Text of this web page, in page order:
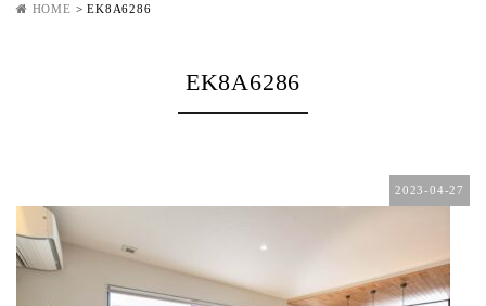
HOME >EK8A6286
EK8A6286
2023-04-27